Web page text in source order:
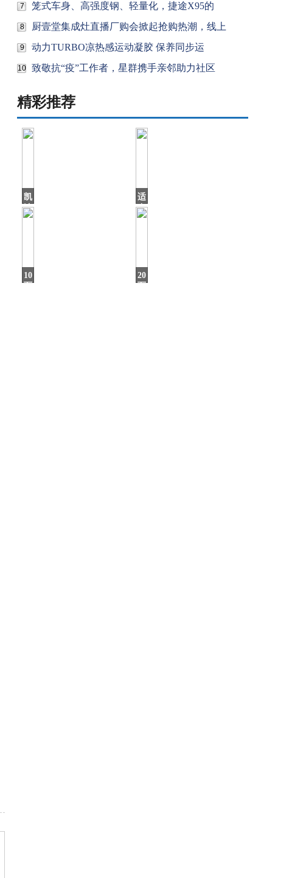
7 笼式车身、高强度钢、轻量化，捷途X95的
8 厨壹堂集成灶直播厂购会掀起抢购热潮，线上
9 动力TURBO凉热感运动凝胶 保养同步运
10 致敬抗“疫”工作者，星群携手亲邻助力社区
精彩推荐
凯
迪
拉
适
合
年
10
万
20
万